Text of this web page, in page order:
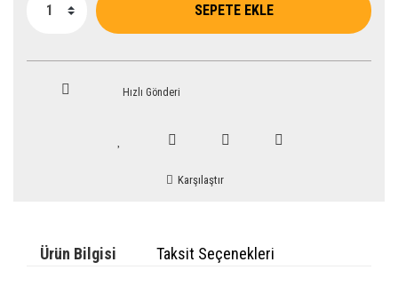
SEPETE EKLE
Hızlı Gönderi
Karşılaştır
Ürün Bilgisi Taksit Seçenekleri